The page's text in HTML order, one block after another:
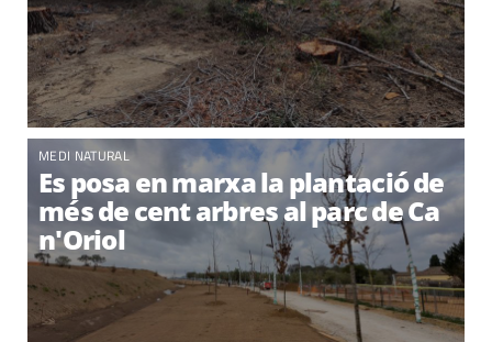
MEDI NATURAL
Es posa en marxa la plantació de
més de cent arbres al parc de Ca
n'Oriol